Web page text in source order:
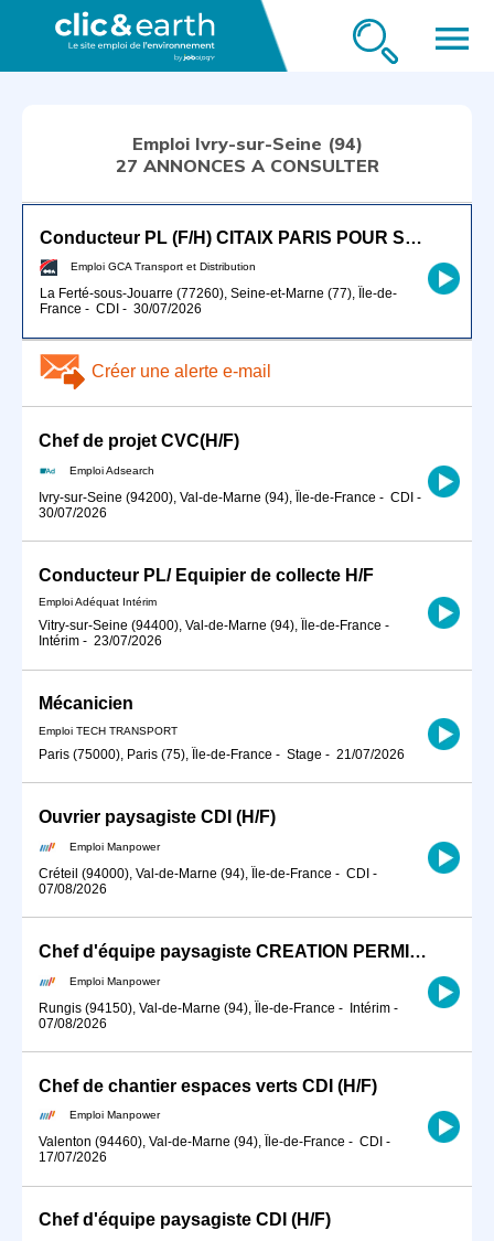
menu
Emploi Ivry-sur-Seine (94)
27 ANNONCES A CONSULTER
Conducteur PL (F/H) CITAIX PARIS POUR SEPTEMBRE 2026
Emploi GCA Transport et Distribution
La Ferté-sous-Jouarre (77260), Seine-et-Marne (77), Île-de-
France - CDI - 30/07/2026
Créer une alerte e-mail
Chef de projet CVC(H/F)
Emploi Adsearch
Ivry-sur-Seine (94200), Val-de-Marne (94), Île-de-France - CDI -
30/07/2026
Conducteur PL/ Equipier de collecte H/F
Emploi Adéquat Intérim
Vitry-sur-Seine (94400), Val-de-Marne (94), Île-de-France -
Intérim - 23/07/2026
Mécanicien
Emploi TECH TRANSPORT
Paris (75000), Paris (75), Île-de-France - Stage - 21/07/2026
Ouvrier paysagiste CDI (H/F)
Emploi Manpower
Créteil (94000), Val-de-Marne (94), Île-de-France - CDI -
07/08/2026
Chef d'équipe paysagiste CREATION PERMIS B (H/F)
Emploi Manpower
Rungis (94150), Val-de-Marne (94), Île-de-France - Intérim -
07/08/2026
Chef de chantier espaces verts CDI (H/F)
Emploi Manpower
Valenton (94460), Val-de-Marne (94), Île-de-France - CDI -
17/07/2026
Chef d'équipe paysagiste CDI (H/F)